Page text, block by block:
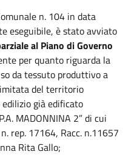
n. 104 in data
eseguibile, è stato avviato
al Piano di Governo
per quanto riguarda la
da tessuto produttivo a
del territorio
già edificato
MADONNINA 2” di cui
rep. 17164, Racc. n.11657
Rita Gallo;